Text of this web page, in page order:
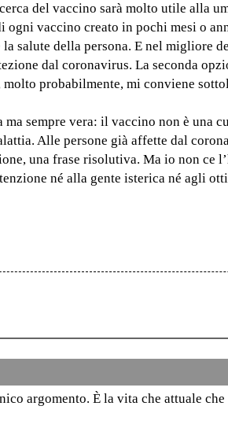
del vaccino sarà molto utile alla
vaccino creato in pochi mesi o
salute della persona. E nel migliore
dal coronavirus. La seconda
probabilmente, mi conviene
sempre vera: il vaccino non è una
Alle persone già affette dal
una frase risolutiva. Ma io non ce
né alla gente isterica né agli
argomento. È la vita che attuale che